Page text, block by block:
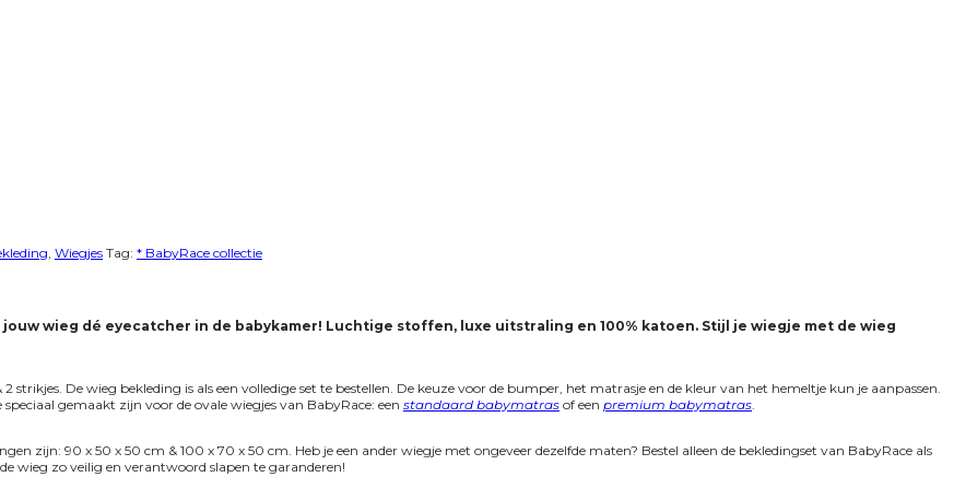
, Wiegjes Tag: * BabyRace collectie
wieg dé eyecatcher in de babykamer! Luchtige stoffen, luxe uitstraling en 100% katoen. Stijl je wiegje met de wieg
De wieg bekleding is als een volledige set te bestellen. De keuze voor de bumper, het matrasje en de kleur van het hemeltje kun je aanpassen.
gemaakt zijn voor de ovale wiegjes van BabyRace: een standaard babymatras of een premium babymatras.
zijn: 90 x 50 x 50 cm & 100 x 70 x 50 cm. Heb je een ander wiegje met ongeveer dezelfde maten? Bestel alleen de bekledingset van BabyRace als
wieg zo veilig en verantwoord slapen te garanderen!